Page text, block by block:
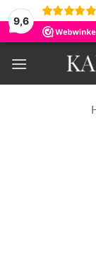
9,6
naar
inhoud